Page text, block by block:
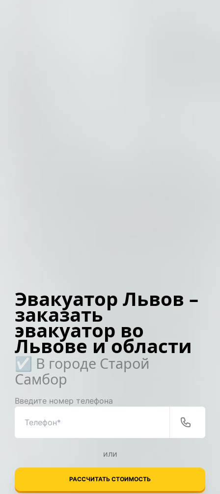
Эвакуатор Львов –
заказать
эвакуатор во
Львове и области
☑️ В городе Старой
Самбор
Введите номер телефона
или
РАССЧИТАТЬ СТОИМОСТЬ